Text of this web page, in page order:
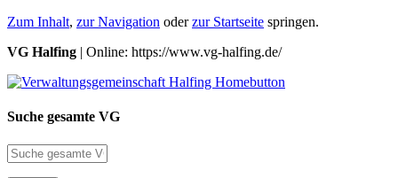
Zum Inhalt, zur Navigation oderzur Startseite springen.
VG Halfing | Online: https://www.vg-halfing.de/
Suche gesamte VG